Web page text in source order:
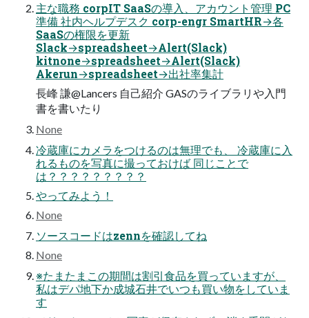
主な職務 corpIT SaaSの導入、アカウント管理 PC
準備 社内ヘルプデスク corp-engr SmartHR→各
SaaSの権限を更新
Slack→spreadsheet→Alert(Slack)
kitnone→spreadsheet→Alert(Slack)
Akerun→spreadsheet→出社率集計
長峰 謙@Lancers 自己紹介 GASのライブラリや入門
書を書いたり
None
冷蔵庫にカメラをつけるのは無理でも、 冷蔵庫に入
れるものを写真に撮っておけば 同じことで
は？？？？？？？？？
やってみよう！
None
ソースコードはzennを確認してね
None
※たまたまこの期間は割引食品を買っていますが、
私はデパ地下か成城石井でいつも買い物をしていま
す